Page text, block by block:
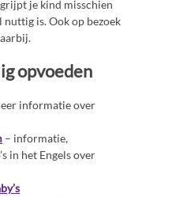
je kind misschien
is. Ook op bezoek
opvoeden
informatie over
– informatie,
in het Engels over